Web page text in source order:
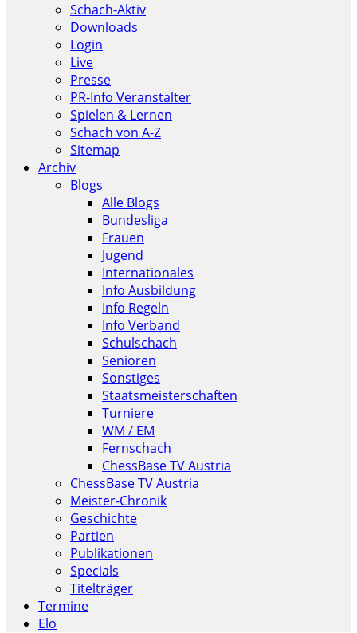
Schach-Aktiv
Downloads
Login
Live
Presse
PR-Info Veranstalter
Spielen & Lernen
Schach von A-Z
Sitemap
Archiv
Blogs
Alle Blogs
Bundesliga
Frauen
Jugend
Internationales
Info Ausbildung
Info Regeln
Info Verband
Schulschach
Senioren
Sonstiges
Staatsmeisterschaften
Turniere
WM / EM
Fernschach
ChessBase TV Austria
ChessBase TV Austria
Meister-Chronik
Geschichte
Partien
Publikationen
Specials
Titelträger
Termine
Elo